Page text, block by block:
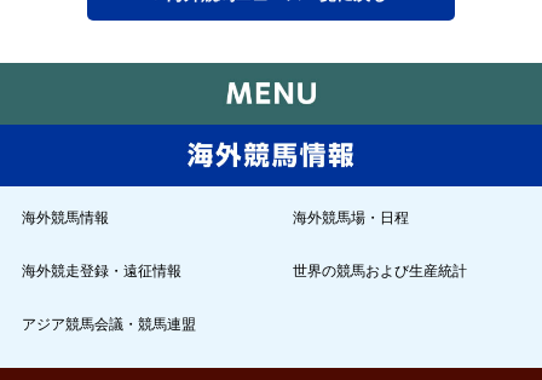
海外競馬情報 海外競馬場・日程
海外競走登録・遠征情報 世界の競馬および生産統計
アジア競馬会議・競馬連盟